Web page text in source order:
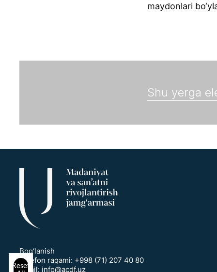
maydonlari
Bog‘lanish
Telefon raqami: +998 (71) 207 40 80
Email: info@acdf.uz
Reset